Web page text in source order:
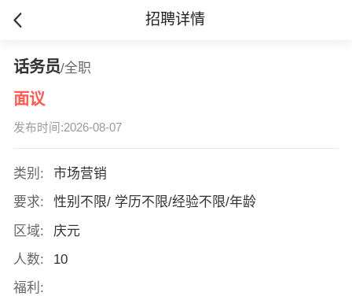
招聘详情
话务员/全职
面议
发布时间:2026-08-07
类别:
市场营销
要求:
性别不限/ 学历不限/经验不限/年龄
区域:
庆元
人数:
10
福利: